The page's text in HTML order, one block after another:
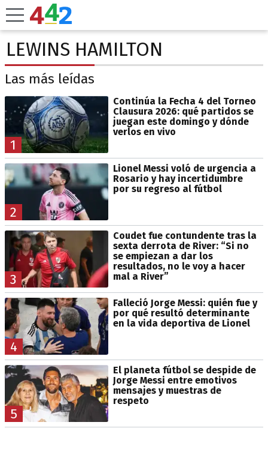
LEWINS HAMILTON
Las más leídas
1
Continúa la Fecha 4 del Torneo
Clausura 2026: qué partidos se
juegan este domingo y dónde
verlos en vivo
2
Lionel Messi voló de urgencia a
Rosario y hay incertidumbre
por su regreso al fútbol
3
Coudet fue contundente tras la
sexta derrota de River: “Si no
se empiezan a dar los
resultados, no le voy a hacer
mal a River”
4
Falleció Jorge Messi: quién fue y
por qué resultó determinante
en la vida deportiva de Lionel
5
El planeta fútbol se despide de
Jorge Messi entre emotivos
mensajes y muestras de
respeto